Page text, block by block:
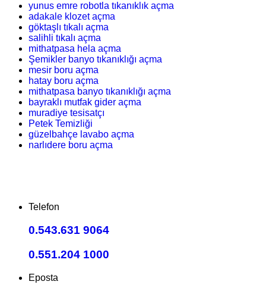
yunus emre robotla tıkanıklık açma
adakale klozet açma
göktaşlı tıkalı açma
salihli tıkalı açma
mithatpasa hela açma
Şemikler banyo tıkanıklığı açma
mesir boru açma
hatay boru açma
mithatpasa banyo tıkanıklığı açma
bayraklı mutfak gider açma
muradiye tesisatçı
Petek Temizliği
güzelbahçe lavabo açma
narlıdere boru açma
Telefon
0.543.631 9064
0.551.204 1000
Eposta